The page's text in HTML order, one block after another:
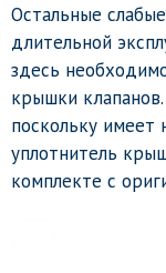
Остальные
длительной
здесь
крышки
поскольку имеет
уплотнитель
комплекте с